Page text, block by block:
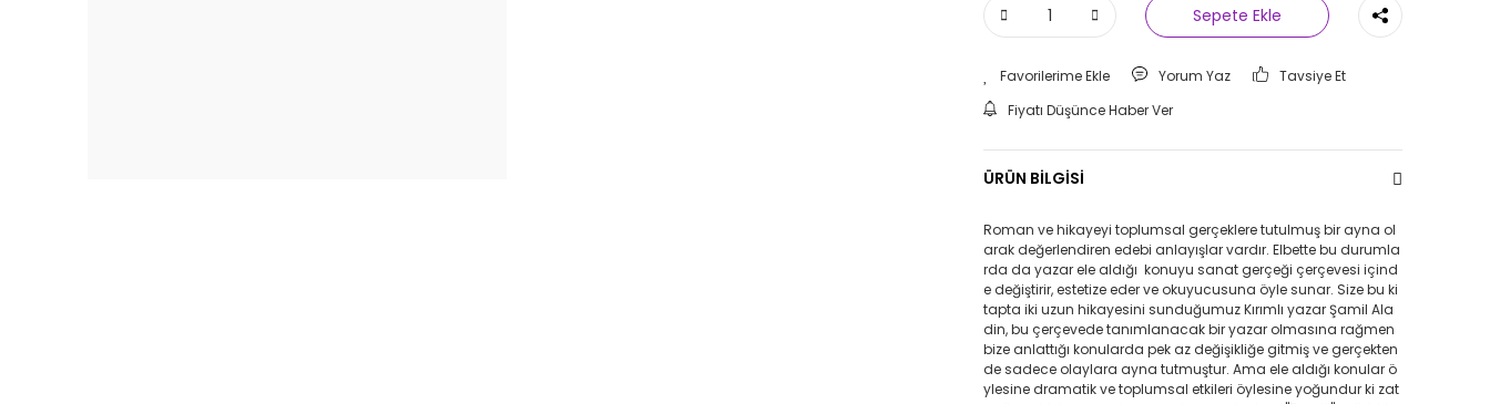
Sepete Ekle
Yorum Yaz
Tavsiye Et
Fiyatı Düşünce Haber Ver
ÜRÜN BİLGİSİ
Roman ve hikayeyi toplumsal gerçeklere tutulmuş bir ayna ol
arak değerlendiren edebi anlayışlar vardır. Elbette bu durumla
rda da yazar ele aldığı konuyu sanat gerçeği çerçevesi içind
e değiştirir, estetize eder ve okuyucusuna öyle sunar. Size bu ki
tapta iki uzun hikayesini sunduğumuz Kırımlı yazar Şamil Ala
din, bu çerçevede tanımlanacak bir yazar olmasına rağmen
bize anlattığı konularda pek az değişikliğe gitmiş ve gerçekten
de sadece olaylara ayna tutmuştur. Ama ele aldığı konular ö
ylesine dramatik ve toplumsal etkileri öylesine yoğundur ki zat